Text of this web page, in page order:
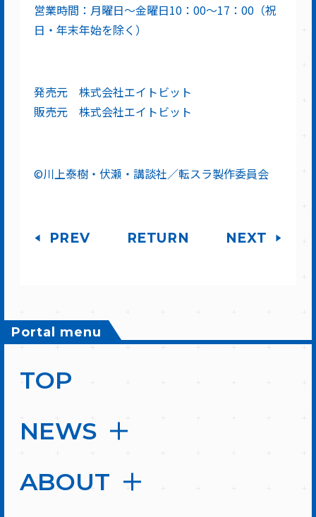
営業時間：月曜日～金曜日10：00～17：00（祝
日・年末年始を除く）
発売元 株式会社エイトビット
販売元 株式会社エイトビット
©川上泰樹・伏瀬・講談社／転スラ製作委員会
PREV RETURN NEXT
Portal menu
TOP
NEWS
ABOUT